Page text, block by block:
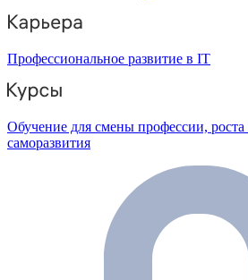
Профессиональное развитие в IT
Обучение для смены профессии, роста
саморазвития